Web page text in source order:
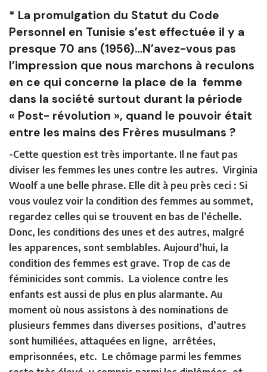
* La promulgation du Statut du Code
Personnel en Tunisie s’est effectuée il y a
presque 70 ans (1956)…N’avez-vous pas
l’impression que nous marchons à reculons
en ce qui concerne la place de la femme
dans la société surtout durant la période
« Post- révolution », quand le pouvoir était
entre les mains des Frères musulmans ?
-Cette question est très importante. Il ne faut pas
diviser les femmes les unes contre les autres. Virginia
Woolf a une belle phrase. Elle dit à peu près ceci : Si
vous voulez voir la condition des femmes au sommet,
regardez celles qui se trouvent en bas de l’échelle.
Donc, les conditions des unes et des autres, malgré
les apparences, sont semblables. Aujourd’hui, la
condition des femmes est grave. Trop de cas de
féminicides sont commis. La violence contre les
enfants est aussi de plus en plus alarmante. Au
moment où nous assistons à des nominations de
plusieurs femmes dans diverses positions, d’autres
sont humiliées, attaquées en ligne, arrêtées,
emprisonnées, etc. Le chômage parmi les femmes